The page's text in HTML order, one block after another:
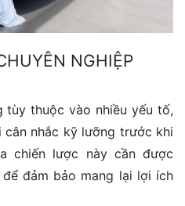
NGHIỆP
tùy thuộc vào nhiều yếu tố,
nhắc kỹ lưỡng trước khi
chiến lược này cần được
đảm bảo mang lại lợi ích